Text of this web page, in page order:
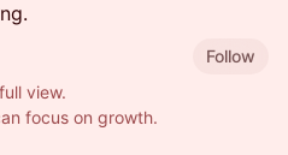
Follow
view.
focus on growth.